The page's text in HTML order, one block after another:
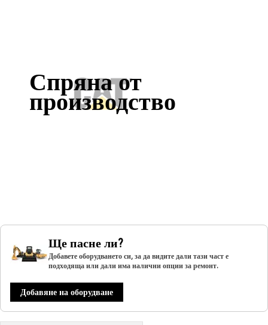
Спряна от
производство
Ще пасне ли?
Добавете оборудването си, за да видите дали тази част е
подходяща или дали има налични опции за ремонт.
Добавяне на оборудване